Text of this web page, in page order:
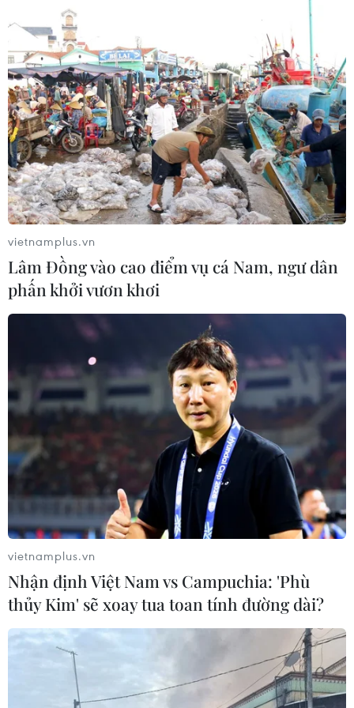
thành phố chiến lược Kunduz
01/09/2019 12:31
Trong một tuyên bố, Bộ Nội vụ Afghanistan cho biết lực
lượng an ninh nước này đã tiêu diệt 56 phần tử khủng
bố, giải phóng hoàn toàn Kunduz khỏi vòng vây giáp
của phiến quân Taliban.
vietnamplus.vn
Lâm Đồng vào cao điểm vụ cá Nam, ngư dân
phấn khởi vươn khơi
vietnamplus.vn
Nhận định Việt Nam vs Campuchia: 'Phù
thủy Kim' sẽ xoay tua toan tính đường dài?